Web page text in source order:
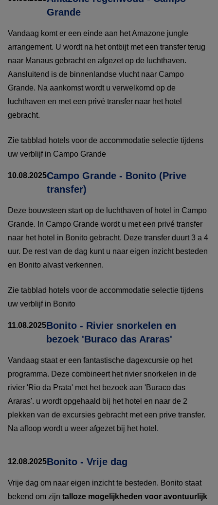
Grande
Vandaag komt er een einde aan het Amazone jungle
arrangement. U wordt na het ontbijt met een transfer terug
naar Manaus gebracht en afgezet op de luchthaven.
Aansluitend is de binnenlandse vlucht naar Campo
Grande. Na aankomst wordt u verwelkomd op de
luchthaven en met een privé transfer naar het hotel
gebracht.
Zie tabblad hotels voor de accommodatie selectie tijdens
uw verblijf in Campo Grande
10.08.2025Campo Grande - Bonito (Prive
transfer)
Deze bouwsteen start op de luchthaven of hotel in Campo
Grande. In Campo Grande wordt u met een privé transfer
naar het hotel in Bonito gebracht. Deze transfer duurt 3 a 4
uur. De rest van de dag kunt u naar eigen inzicht besteden
en Bonito alvast verkennen.
Zie tabblad hotels voor de accommodatie selectie tijdens
uw verblijf in Bonito
11.08.2025Bonito - Rivier snorkelen en
bezoek 'Buraco das Araras'
Vandaag staat er een fantastische dagexcursie op het
programma. Deze combineert het rivier snorkelen in de
rivier 'Rio da Prata' met het bezoek aan 'Buraco das
Araras'. u wordt opgehaald bij het hotel en naar de 2
plekken van de excursies gebracht met een prive transfer.
Na afloop wordt u weer afgezet bij het hotel.
12.08.2025Bonito - Vrije dag
Vrije dag om naar eigen inzicht te besteden. Bonito staat
bekend om zijn talloze mogelijkheden voor avontuurlijk